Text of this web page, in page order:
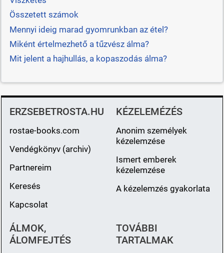
Összetett számok
Mennyi ideig marad gyomrunkban az étel?
Miként értelmezhető a tűzvész álma?
Mit jelent a hajhullás, a kopaszodás álma?
ERZSEBETROSTA.HU
rostae-books.com
Vendégkönyv (archiv)
Partnereim
Keresés
Kapcsolat
KÉZELEMÉZÉS
Anonim személyek
kézelemzése
Ismert emberek
kézelemzése
A kézelemzés gyakorlata
ÁLMOK,
ÁLOMFEJTÉS
TOVÁBBI
TARTALMAK